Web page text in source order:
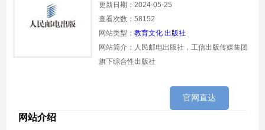
更新日期：2024-05-25
查看次数：58152
网站类型：教育文化 出版社
网站简介：人民邮电出版社，工信出版传媒集团
旗下综合性出版社
官网直达
网站介绍